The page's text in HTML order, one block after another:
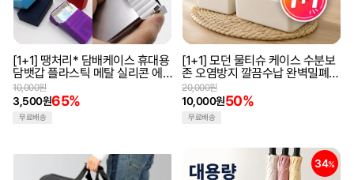
[1+1] 땡처리* 담배케이스 휴대용
담뱃갑 플라스틱 메탈 실리콘 에
쎄 보관케이스 파우치 최저가 모
음전
3,500원65%
10,000원
무료배송
[1+1] 모던 물티슈 케이스 수분보
존 오염방지 깔끔수납 완벽밀폐
원터치케이스
10,000원50%
20,000원
무료배송
34%